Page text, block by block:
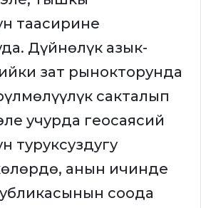
таасирине
Дүйнөлүк азык-
зат рынокторунда
сакталып
учурда геосаясий
туруксуздугу
анын ичинде
соода